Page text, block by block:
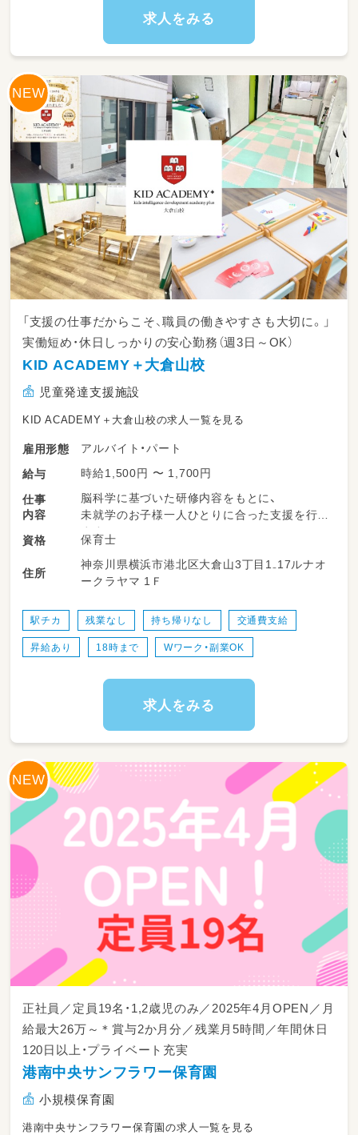
「療育に興味はあるけど、忙しすぎる職場は不
そんな方にぴったりの職場です。
当事業所では、1日7時間勤務・残業ほぼなし。
子どもたち一人ひとりと丁寧に向き合える環境
を大切にしています。
サービス提供記録の作成や、
支援環境の整備など、基本的な業務を行ってい
ただきます。
難しい業務はなく、入社後は研修＋先輩のサポ
ートありなので未経験でも安心です。
求人をみる
「支援の仕事だからこそ、職員の働きやすさも大切に。」
実働短め・休日しっかりの安心勤務（週3日～OK）
KID ACADEMY＋大倉山校
児童発達支援施設
KID ACADEMY＋大倉山校の求人一覧を見る
雇用形態
アルバイト・パート
給与
時給1,500円 〜 1,700円
仕事
内容
脳科学に基づいた研修内容をもとに、
未就学のお子様一人ひとりに合った支援を行い
ます。
日々のお子様の様子をスタッフ間で共有しなが
ら、
保護者の方や関係機関とのやり取りは、
先輩スタッフや管理者がフォローしますのでご
「療育に興味はあるけど、忙しすぎる職場は不
そんな方にぴったりの職場です。
当事業所では、1日7時間勤務・残業ほぼなし。
子どもたち一人ひとりと丁寧に向き合える環境
を大切にしています。
サービス提供記録の作成や、
支援環境の整備など、基本的な業務を行ってい
ただきます。
難しい業務はなく、入社後は研修＋先輩のサポ
ートありなので未経験でも安心です。
資格 保育士
住所
神奈川県横浜市港北区大倉山3丁目1₋17ルナオ
ークラヤマ 1Ｆ
駅チカ 残業なし 持ち帰りなし 交通費支給
昇給あり 18時まで Wワーク・副業OK
求人をみる
正社員／定員19名・1,2歳児のみ／2025年4月OPEN／月
給最大26万～＊賞与2か月分／残業月5時間／年間休日
120日以上・プライベート充実
港南中央サンフラワー保育園
小規模保育園
港南中央サンフラワー保育園の求人一覧を見る